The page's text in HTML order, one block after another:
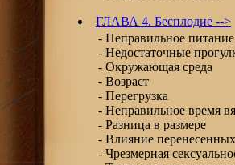
ГЛАВА 4. Бесплодие -->
- Неправильное питание
- Недостаточные
- Окружающая среда
- Возраст
- Перегрузка
- Неправильное время
- Разница в размере
- Влияние
- Чрезмерная